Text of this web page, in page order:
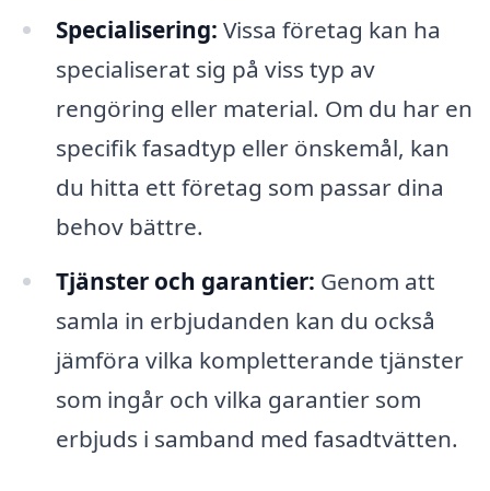
Specialisering: Vissa företag kan ha
specialiserat sig på viss typ av
rengöring eller material. Om du har en
specifik fasadtyp eller önskemål, kan
du hitta ett företag som passar dina
behov bättre.
Tjänster och garantier: Genom att
samla in erbjudanden kan du också
jämföra vilka kompletterande tjänster
som ingår och vilka garantier som
erbjuds i samband med fasadtvätten.